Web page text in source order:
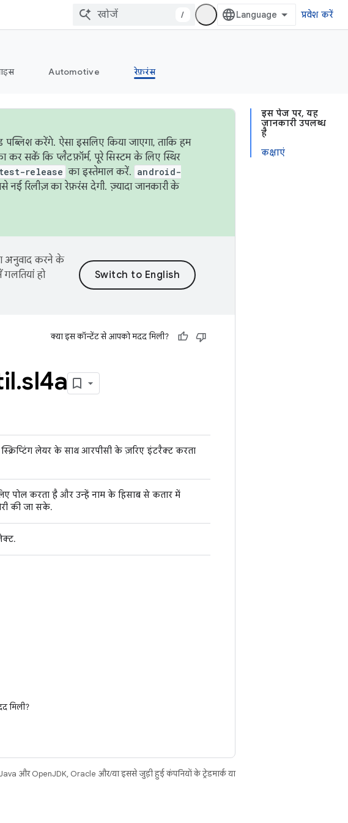
/ प्रवेश करें
Automotive रेफ़रंस
इस पेज पर, यह
जानकारी उपलब्ध
है
कक्षाएं
पब्लिश करेंगे. ऐसा इसलिए किया जाएगा, ताकि हम
सकें कि प्लैटफ़ॉर्म, पूरे सिस्टम के लिए स्थिर
release का इस्तेमाल करें. android-
नई रिलीज़ का रेफ़रंस देगी. ज़्यादा जानकारी के
अनुवाद करने के
हो
क्या इस कॉन्टेंट से आपको मदद मिली?
.sl4a
लेयर के साथ आरपीसी के ज़रिए इंटरैक्ट करता
पोल करता है और उन्हें नाम के हिसाब से कतार में
की जा सके.
मिली?
और OpenJDK, Oracle और/या इससे जुड़ी हुई कंपनियों के ट्रेडमार्क या